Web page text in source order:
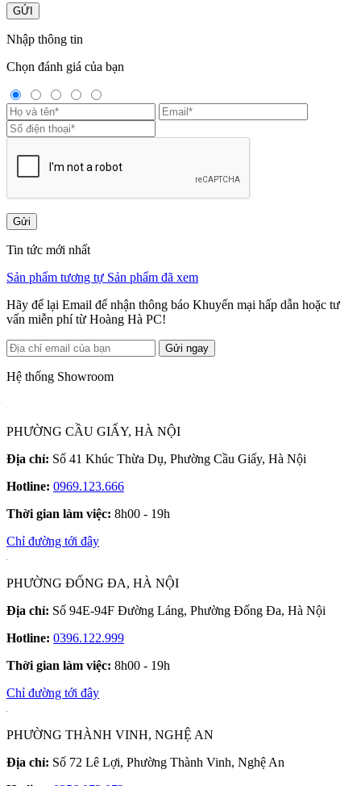
GỬI
Nhập thông tin
Chọn đánh giá của bạn
Gửi
Tin tức mới nhất
Sản phẩm tương tự Sản phẩm đã xem
Hãy để lại Email để nhận thông báo Khuyến mại hấp dẫn hoặc tư
vấn miễn phí từ Hoàng Hà PC!
Gửi ngay
Hệ thống Showroom
PHƯỜNG CẦU GIẤY, HÀ NỘI
Địa chỉ: Số 41 Khúc Thừa Dụ, Phường Cầu Giấy, Hà Nội
Hotline: 0969.123.666
Thời gian làm việc: 8h00 - 19h
Chỉ đường tới đây
PHƯỜNG ĐỐNG ĐA, HÀ NỘI
Địa chỉ: Số 94E-94F Đường Láng, Phường Đống Đa, Hà Nội
Hotline: 0396.122.999
Thời gian làm việc: 8h00 - 19h
Chỉ đường tới đây
PHƯỜNG THÀNH VINH, NGHỆ AN
Địa chỉ: Số 72 Lê Lợi, Phường Thành Vinh, Nghệ An